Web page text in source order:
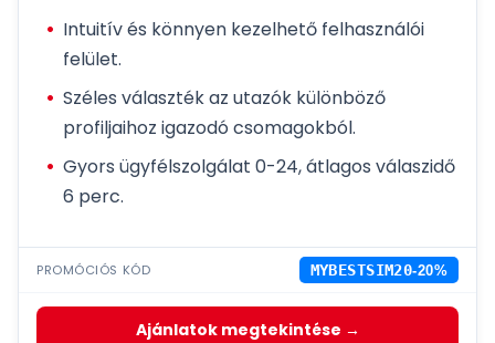
Intuitív és könnyen kezelhető felhasználói
felület.
Széles választék az utazók különböző
profiljaihoz igazodó csomagokból.
Gyors ügyfélszolgálat 0-24, átlagos válaszidő
6 perc.
PROMÓCIÓS KÓD MYBESTSIM20-20%
Ajánlatok megtekintése →